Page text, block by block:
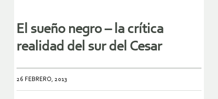
El sueño negro – la crítica
realidad del sur del Cesar
26 FEBRERO, 2013